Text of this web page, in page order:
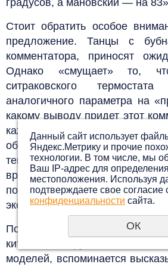
Стоит обратить особое
предложение. Танцы с
комментатора, приносят
Однако «смущает» то,
ситраковского
аналогичного параметра на
какому выводу придет этот
кажется, каждому своему
объяснять
температуре открытия и
вряд ли он будет
покупки запчастей. А те, в
эксперту.
По поводу этого замкнутого
китайские грузовики —
моделей, вспоминается
Данный сайт использует
Яндекс.Метрику и прочие
технологии. В том числе, мы
Ваш IP-адрес для
местоположения. Используя
подтверждаете свое согласие
конфиденциальности сайта.
ОК